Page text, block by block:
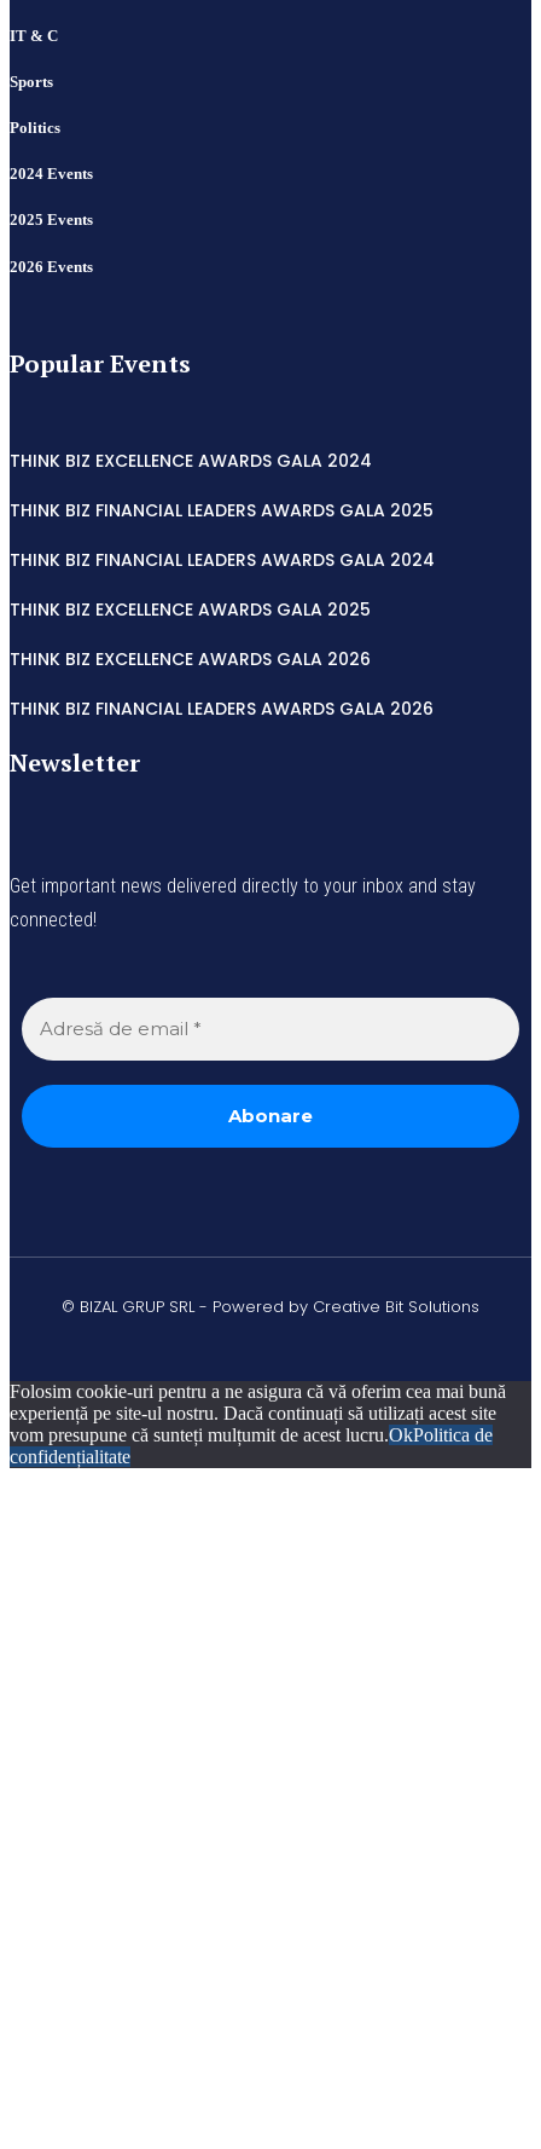
IT & C
Sports
Politics
2024 Events
2025 Events
2026 Events
Popular Events
THINK BIZ EXCELLENCE AWARDS GALA 2024
THINK BIZ FINANCIAL LEADERS AWARDS GALA 2025
THINK BIZ FINANCIAL LEADERS AWARDS GALA 2024
THINK BIZ EXCELLENCE AWARDS GALA 2025
THINK BIZ EXCELLENCE AWARDS GALA 2026
THINK BIZ FINANCIAL LEADERS AWARDS GALA 2026
Newsletter
Get important news delivered directly to your inbox and stay
connected!
© BIZAL GRUP SRL - Powered by Creative Bit Solutions
Folosim cookie-uri pentru a ne asigura că vă oferim cea mai bună
experiență pe site-ul nostru. Dacă continuați să utilizați acest site
vom presupune că sunteți mulțumit de acest lucru.OkPolitica de
confidențialitate